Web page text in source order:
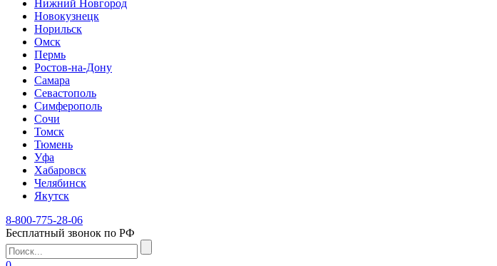
Нижний Новгород
Новокузнецк
Норильск
Омск
Пермь
Ростов-на-Дону
Самара
Севастополь
Симферополь
Сочи
Томск
Тюмень
Уфа
Хабаровск
Челябинск
Якутск
8-800-775-28-06
Бесплатный звонок по РФ